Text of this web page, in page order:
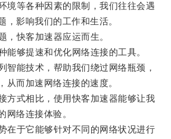
等各种因素的限制，我们往往会遇
，影响我们的工作和生活。
快客加速器应运而生。
够提速和优化网络连接的工具。
能技术，帮助我们绕过网络瓶颈，
从而加速网络连接的速度。
式相比，使用快客加速器能够让我
网络连接体验。
于它能够针对不同的网络状况进行